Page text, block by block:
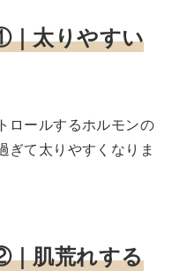
｜太りやすい
ロールするホルモンの
ぎて太りやすくなりま
｜肌荒れする